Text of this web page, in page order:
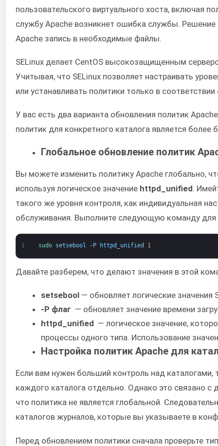
пользовательского виртуального хоста, включая
службу Apache возникнет ошибка службы.
Apache запись в необходимые файлы.
SELinux делает CentOS высокозащищенным
Учитывая, что SELinux позволяет настраивать
или устанавливать политики только в
У вас есть два варианта обновления политик
политик для конкретного каталога является
Глобальное обновление политик
Вы можете изменить политику Apache глобально,
используя логическое значение httpd_unified.
такого же уровня контроля, как индивидуальная
обслуживания. Выполните следующую команду для
1 sudo setsebool - P httpd_unified 1
Давайте разберем, что делают значения в этой
setsebool — обновляет логические значения
-P флаг — обновляет значение времени
httpd_unified — логическое значение,
процессы одного типа. Использование
Настройка политик Apache для
Если вам нужен больший контроль над
каждого каталога отдельно. Однако это связано
что политика не является глобальной.
каталогов журналов, которые вы указываете в
Перед обновлением политики сначала проверьте